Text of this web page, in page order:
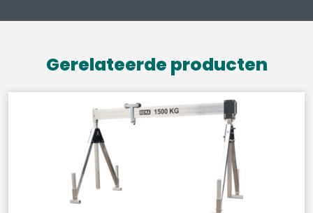
Gerelateerde producten